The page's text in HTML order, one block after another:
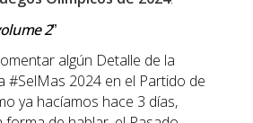
2”
algún Detalle de la
#SelMas 2024 en el Partido de
ya hacíamos hace 3 días,